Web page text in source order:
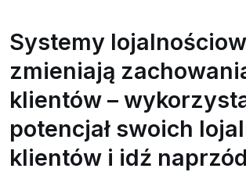
Systemy
zmieniają
klientów –
potencjał swoich
klientów i idź naprzód